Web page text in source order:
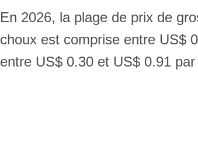
En 2026, la plage de prix de
choux est comprise entre US$
entre US$ 0.30 et US$ 0.91